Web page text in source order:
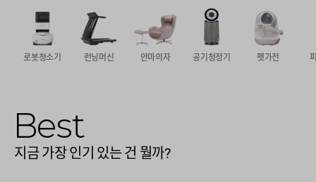
로봇청소기 런닝머신 안마의자 공기청정기 펫가전
Best
지금 가장 인기 있는 건 뭘까?